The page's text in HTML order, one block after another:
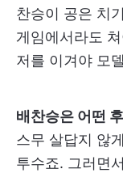
찬승이 공은 치
게임에서라도
저를 이겨야 모
배찬승은 어떤
스무 살답지 않
투수죠. 그러면